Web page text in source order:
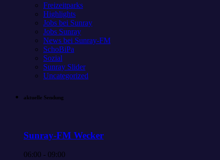
Freizeitparks
Highlights
Jobs bei Sunray
Jobs Sunray
News bei Sunray-FM
SchoBiPa
Sozial
Sunray Slider
Uncategorized
aktuelle Sendung
Sunray-FM Wecker
06:00 - 09:00